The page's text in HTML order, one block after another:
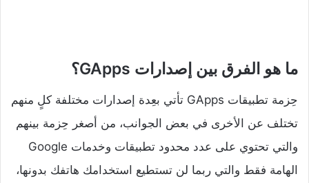
ما هو الفرق بين إصدارات GApps؟
حِزمة تطبيقات GApps تأتي بعِدة إصدارات مختلفة كلٍ منهم
تختلف عن الأخرى في بعض الجوانب، من أصغر حِزمة بينهم
والتي تحتوي على عدد محدود تطبيقات وخدمات Google
الهامة فقط والتي ربما لن تستطيع استخدامك هاتفك بدونها،